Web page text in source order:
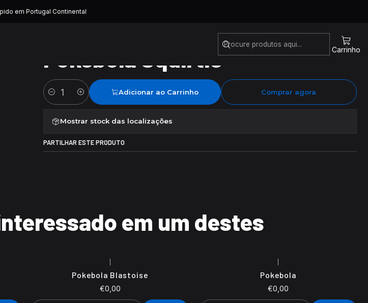
Carrinho
em Portugal Continental
Pokebola Squirtle
Pokebola Squirtle
Quantidade
Adicionar ao Carrinho Comprar agora
Mostrar stock das localizações
PARTILHAR ESTE PRODUTO
em um destes
Pokebola Blastoise
€0,00
Pokebola
€0,00